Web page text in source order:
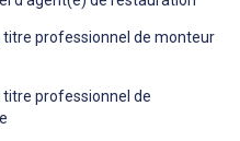
professionnel de monteur
professionnel de